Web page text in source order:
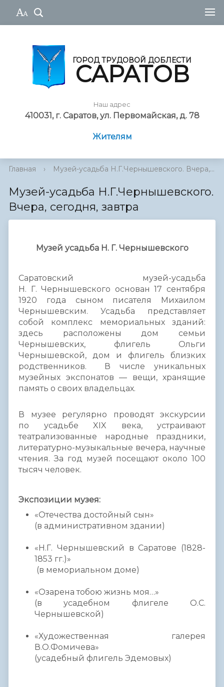
ГОРОД ТРУДОВОЙ ДОБЛЕСТИ
САРАТОВ
Наш адрес
410031, г. Саратов, ул. Первомайская, д. 78
Жителям
Главная › Музей-усадьба Н.Г.Чернышевского. Вчера,...
Музей-усадьба Н.Г.Чернышевского.
Вчера, сегодня, завтра
Музей усадьба Н. Г. Чернышевского
Саратовский музей-усадьба
Н. Г. Чернышевского основан 17 сентября
1920 года сыном писателя Михаилом
Чернышевским. Усадьба представляет
собой комплекс мемориальных зданий:
здесь расположены дом семьи
Чернышевских, флигель Ольги
Чернышевской, дом и флигель близких
родственников. В числе уникальных
музейных экспонатов — вещи, хранящие
память о своих владельцах.
В музее регулярно проводят экскурсии
по усадьбе XIX века, устраивают
театрализованные народные праздники,
литературно-музыкальные вечера, научные
чтения. За год музей посещают около 100
тысяч человек.
Экспозиции музея:
«Отечества достойный сын»
(в административном здании)
«Н.Г. Чернышевский в Саратове (1828-
1853 гг.)»
(в мемориальном доме)
«Озарена тобою жизнь моя…»
(в усадебном флигеле О.С.
Чернышевской)
«Художественная галерея
В.О.Фомичева»
(усадебный флигель Эдемовых)